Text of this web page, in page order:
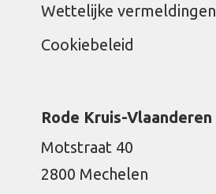
Wettelijke vermeldingen
Cookiebeleid
Rode Kruis-Vlaanderen
Motstraat 40
2800 Mechelen